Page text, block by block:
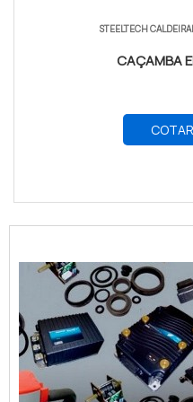
STEELTECH
CAÇAMBA